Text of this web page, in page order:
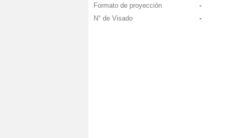
Formato de proyección
-
N° de Visado
-